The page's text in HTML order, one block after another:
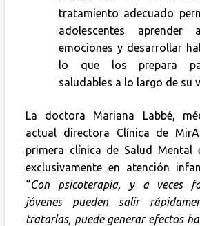
tratamiento adecuado
adolescentes
emociones y desarrollar
lo que los prepara
saludables a lo largo de su
La doctora Mariana Labbé,
actual directora Clínica de
primera clínica de Salud Mental
exclusivamente en atención
“Con psicoterapia, y a veces
jóvenes pueden salir
tratarlas, puede generar efectos